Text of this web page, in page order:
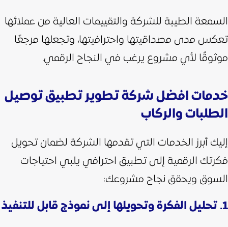
السمعة الطيبة للشركة والتقييمات العالية من عملائها
تعكس مدى مصداقيتها واحترافيتها، وتجعلها مرجعًا
موثوقًا لأي مشروع يرغب في النجاح الرقمي.
خدمات افضل شركة تطوير تطبيق توصيل
الطلبات والركاب
إليك أبرز الخدمات التي تقدمها الشركة لضمان تحويل
فكرتك الرقمية إلى تطبيق احترافي يلبي احتياجات
السوق ويحقق نجاح مشروعك:
1. تحليل الفكرة وتحويلها إلى نموذج قابل للتنفيذ